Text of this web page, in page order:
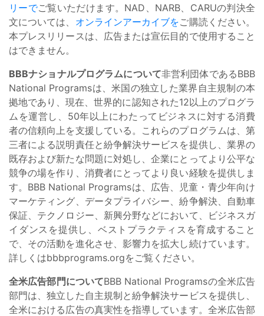
リーでご覧いただけます。NAD、NARB、CARUの判決全
文については、 オンラインアーカイブをご購読ください。
本プレスリリースは、広告または宣伝目的で使用すること
はできません。
BBBナショナルプログラムについて非営利団体であるBBB
National Programsは、米国の独立した業界自主規制の本
拠地であり、現在、世界的に認知された12以上のプログラ
ムを運営し、50年以上にわたってビジネスに対する消費
者の信頼向上を支援している。これらのプログラムは、第
三者による説明責任と紛争解決サービスを提供し、業界の
既存および新たな問題に対処し、企業にとってより公平な
競争の場を作り、消費者にとってより良い経験を提供しま
す。BBB National Programsは、広告、児童・青少年向け
マーケティング、データプライバシー、紛争解決、自動車
保証、テクノロジー、新興分野などにおいて、ビジネスガ
イダンスを提供し、ベストプラクティスを育成すること
で、その活動を進化させ、影響力を拡大し続けています。
詳しくはbbbprograms.orgをご覧ください。
全米広告部門についてBBB National Programsの全米広告
部門は、独立した自主規制と紛争解決サービスを提供し、
全米における広告の真実性を指導しています。全米広告部